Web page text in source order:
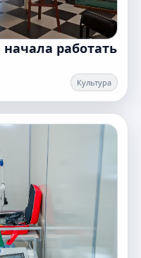
работать
Культура